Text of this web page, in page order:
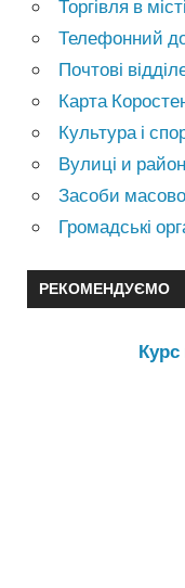
Торгівля в місті
Телефонний
Почтові
Карта
Культура і
Вулиці и
Засоби
Громадські
РЕКОМЕНДУЄМО
Курс